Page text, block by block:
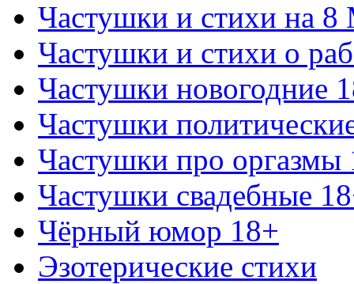
Частушки и стихи на 8
Частушки и стихи о
Частушки новогодние
Частушки
Частушки про оргазмы
Частушки свадебные
Чёрный юмор 18+
Эзотерические стихи